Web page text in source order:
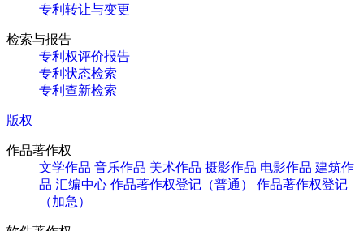
专利转让与变更
检索与报告
专利权评价报告
专利状态检索
专利查新检索
版权
作品著作权
文学作品 音乐作品 美术作品 摄影作品 电影作品 建筑作
品 汇编中心 作品著作权登记（普通）
作品著作权登记
（加急）